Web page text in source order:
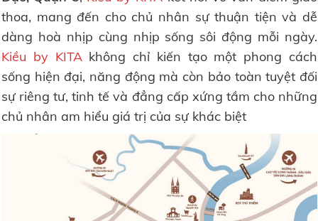
thoa, mang đến cho chủ nhân sự thuận tiện và dễ
dàng hoà nhịp cùng nhịp sống sôi động mỗi ngày.
Kiều by KITAkhông chỉ kiến tạo một phong cách
sống hiện đại, năng động mà còn bảo toàn tuyệt đối
sự riêng tư, tinh tế và đẳng cấp xứng tầm cho những
chủ nhân am hiểu giá trị của sự khác biệt